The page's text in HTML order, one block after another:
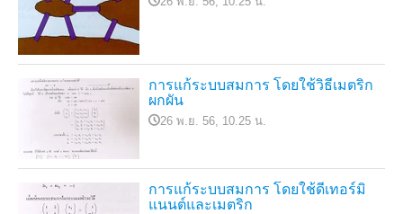
การแก้ระบบสมการ โดยใช้วิธีเมตริก
ผกผัน
26 พ.ย. 56, 10.25 น.
การแก้ระบบสมการ โดยใช้ดีเทอร์มิ
แนนต์และเมตริก